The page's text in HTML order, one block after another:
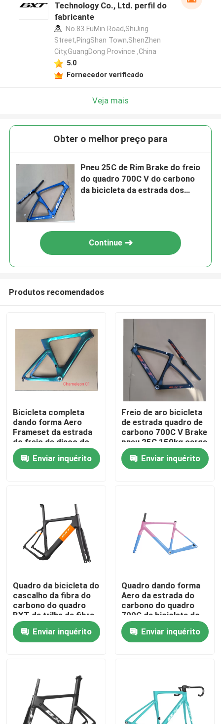
Para casa
Produtos
Visita à fábrica
Controle de qualidade
Contacte-nos
Solicite um orçamento
Bicicleta da estrada do carbono
Quadro do Mountain bike do carbono
Technology Co., Ltd. perfil do
fabricante
No.83 FuMin Road,ShiJing
Street,PingShan Town,ShenZhen
City,GuangDong Province ,China
5.0
Fornecedor verificado
Veja mais
Obter o melhor preço para
Pneu 25C de Rim Brake do freio
do quadro 700C V do carbono
da bicicleta da estrada dos
Continue
Produtos recomendados
Bicicleta completa
dando forma Aero
Frameset da estrada
do freio de disco do
quadro 700C da
bicicleta da fibra do
carbono
Enviar inquérito
Freio de aro bicicleta
de estrada quadro de
carbono 700C V Brake
pneu 25C 150kg carga
máxima
Enviar inquérito
Quadro da bicicleta do
cascalho da fibra do
carbono do quadro
BXT da trilha da fibra
do carbono T1000
Enviar inquérito
Quadro dando forma
Aero da estrada do
carbono do quadro
700C da bicicleta do
cascalho da fibra do
carbonoEnviar inquérito